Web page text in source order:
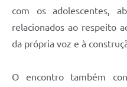
com os adolescentes,
relacionados ao respeito
da própria voz e à
O encontro também